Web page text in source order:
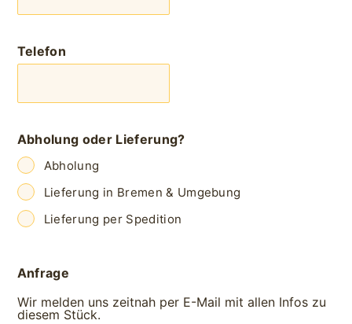
Telefon
Abholung oder Lieferung?
Abholung
Lieferung in Bremen & Umgebung
Lieferung per Spedition
Anfrage
Wir melden uns zeitnah per E-Mail mit allen Infos zu
diesem Stück.